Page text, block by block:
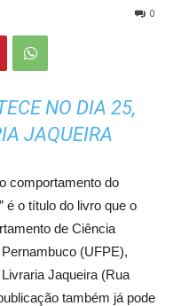
0
NO DIA 25,
JAQUEIRA
comportamento do
é o título do livro que o
de Ciência
(UFPE),
Jaqueira (Rua
também já pode